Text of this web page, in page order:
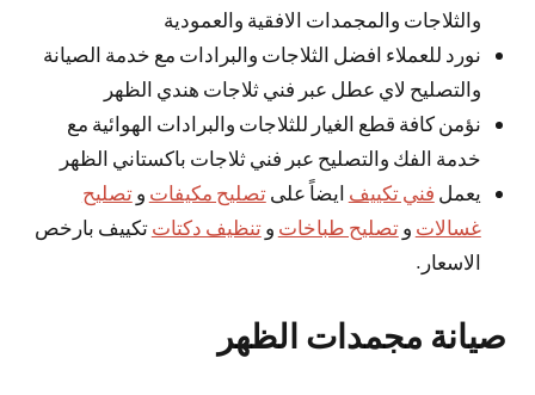
والثلاجات والمجمدات الافقية والعمودية
نورد للعملاء افضل الثلاجات والبرادات مع خدمة الصيانة
والتصليح لاي عطل عبر فني ثلاجات هندي الظهر
نؤمن كافة قطع الغيار للثلاجات والبرادات الهوائية مع
خدمة الفك والتصليح عبر فني ثلاجات باكستاني الظهر
يعمل فني تكييف ايضاً علىتصليح مكيفات وتصليح
غسالات وتصليح طباخات وتنظيف دكتات تكييف بارخص
الاسعار.
صيانة مجمدات الظهر